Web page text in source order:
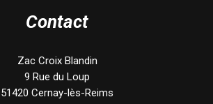
Contact
Zac Croix Blandin
9 Rue du Loup
51420 Cernay-lès-Reims